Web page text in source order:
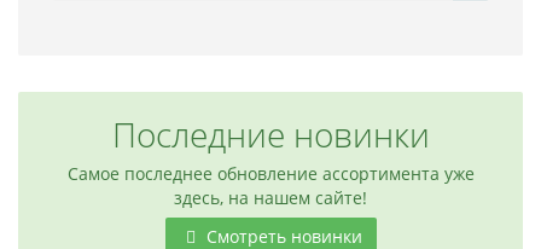
Последние новинки
Самое последнее обновление ассортимента уже
здесь, на нашем сайте!
Смотреть новинки